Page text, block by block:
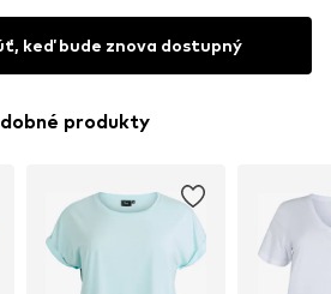
keď bude znova dostupný
produkty